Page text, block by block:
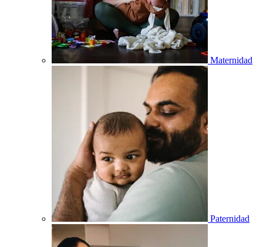
Maternidad
Paternidad